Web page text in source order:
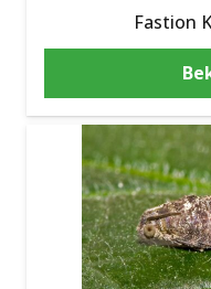
Fastion